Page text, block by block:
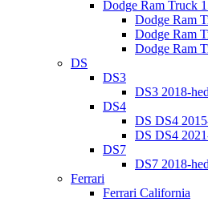
Dodge Ram Truck
Dodge Ram
Dodge Ram
Dodge Ram
DS
DS3
DS3 2018-
DS4
DS DS4
DS DS4
DS7
DS7 2018-
Ferrari
Ferrari California